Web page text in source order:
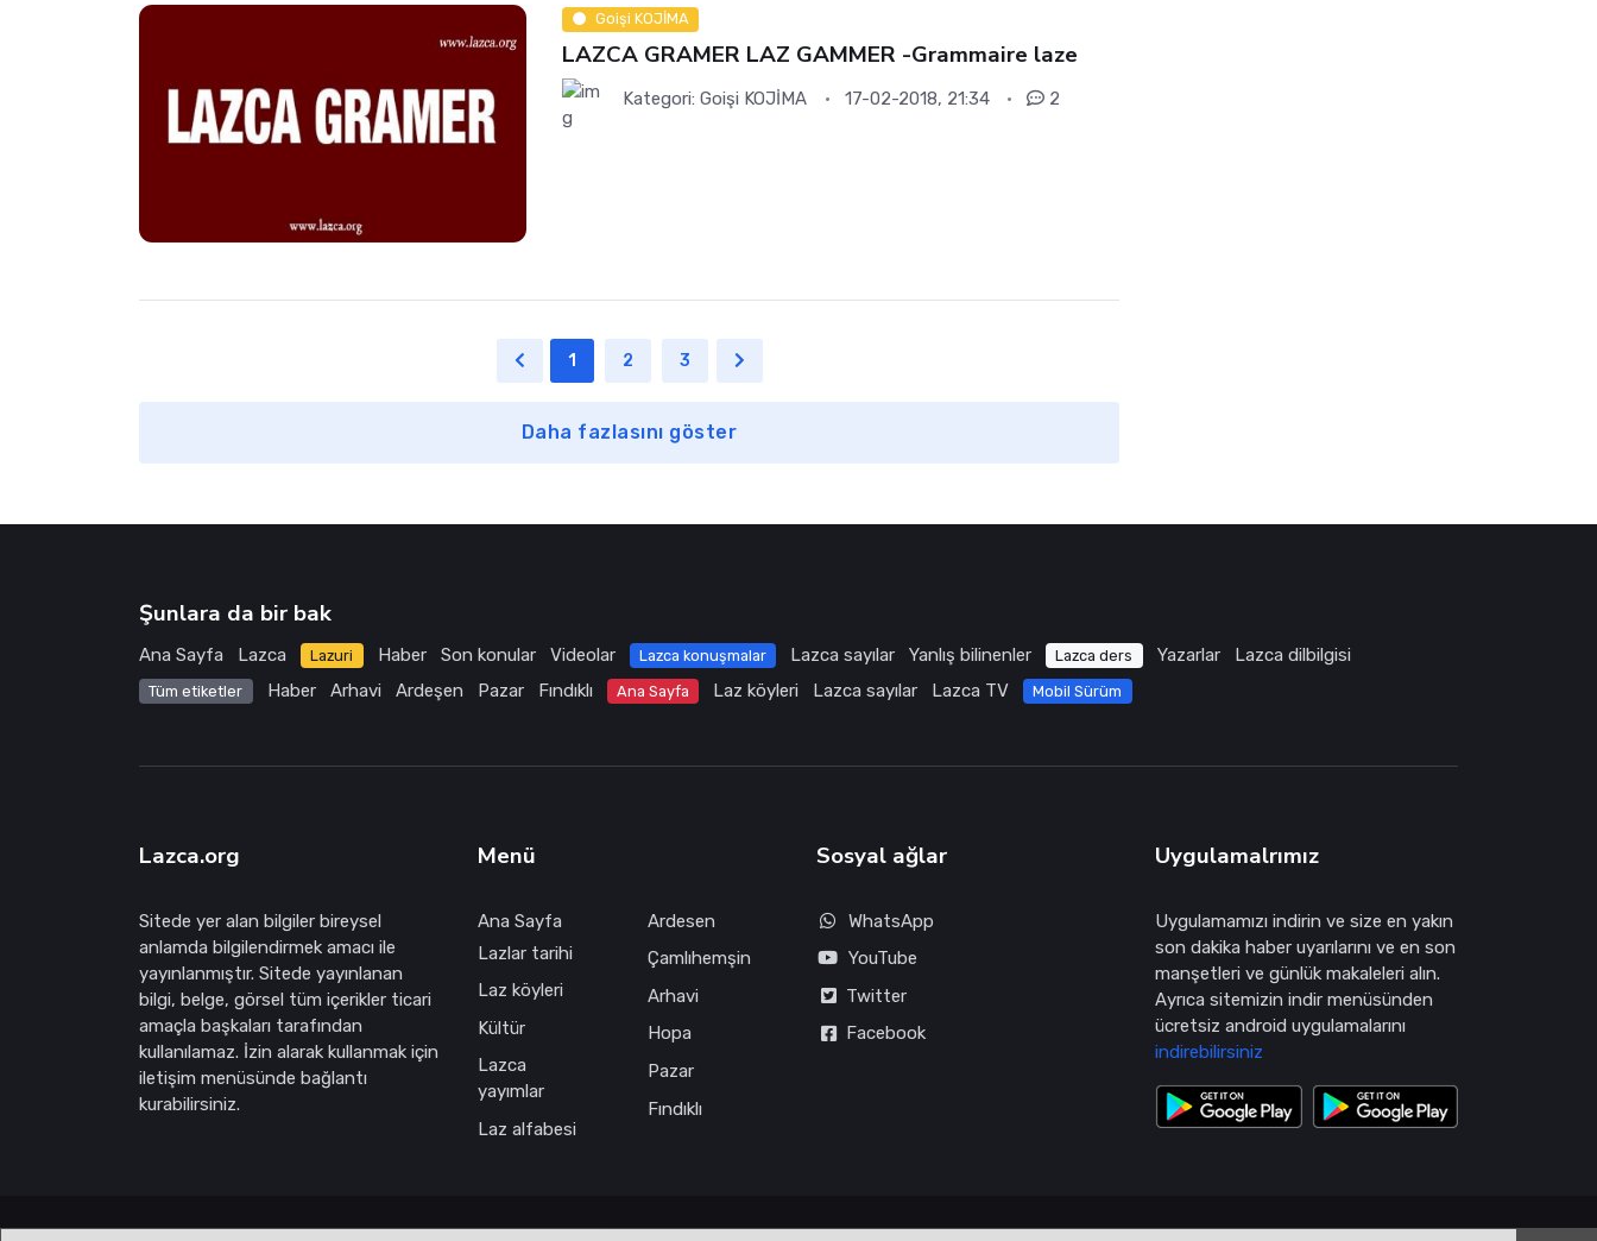
Goişi KOJİMA
LAZCA GRAMER LAZ GAMMER -Grammaire laze
Kategori:Goişi KOJİMA 17-02-2018, 21:34 2
1 2 3
Daha fazlasını göster
Şunlara da bir bak
Ana Sayfa Lazca Lazuri Haber Son konular Videolar Lazca konuşmalar Lazca sayılar Yanlış bilinenler Lazca ders Yazarlar Lazca dilbilgisi
Tüm etiketler Haber Arhavi Ardeşen Pazar Fındıklı Ana Sayfa Laz köyleri Lazca sayılar Lazca TV Mobil Sürüm
Lazca.org
Sitede yer alan bilgiler bireysel
anlamda bilgilendirmek amacı ile
yayınlanmıştır. Sitede yayınlanan
bilgi, belge, görsel tüm içerikler ticari
amaçla başkaları tarafından
kullanılamaz. İzin alarak kullanmak için
iletişim menüsünde bağlantı
kurabilirsiniz.
Menü
Ana Sayfa
Lazlar tarihi
Laz köyleri
Kültür
Lazca
yayımlar
Laz alfabesi
Ardesen
Çamlıhemşin
Arhavi
Hopa
Pazar
Fındıklı
Sosyal ağlar
WhatsApp
YouTube
Twitter
Facebook
Uygulamalrımız
Uygulamamızı indirin ve size en yakın
son dakika haber uyarılarını ve en son
manşetleri ve günlük makaleleri alın.
Ayrıca sitemizin indir menüsünden
ücretsiz android uygulamalarını
indirebilirsiniz